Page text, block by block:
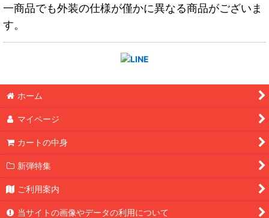
一商品でも外装の仕様が僅かに異なる商品がございま
す。
ホーム
マイページ
カートの中身
新弾特集
ご利用案内
当サイトの画像やデータの利用について